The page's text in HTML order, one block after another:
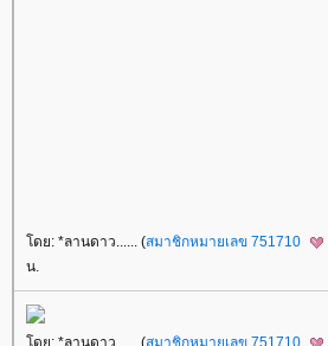
ดย: *ลานดาว...... (สมาชิกหมายเลข 751710
น.
ดย: *ลานดาว...... (สมาชิกหมายเลข 751710